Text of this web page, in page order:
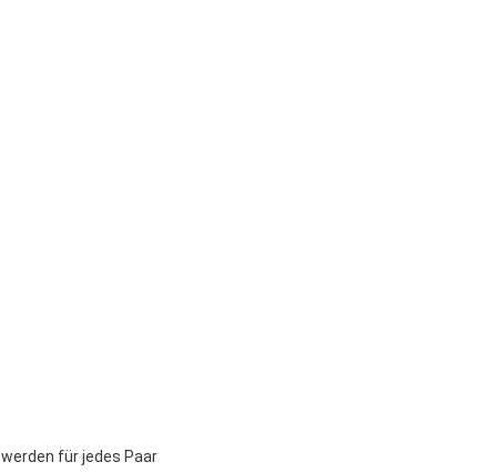
für jedes Paar